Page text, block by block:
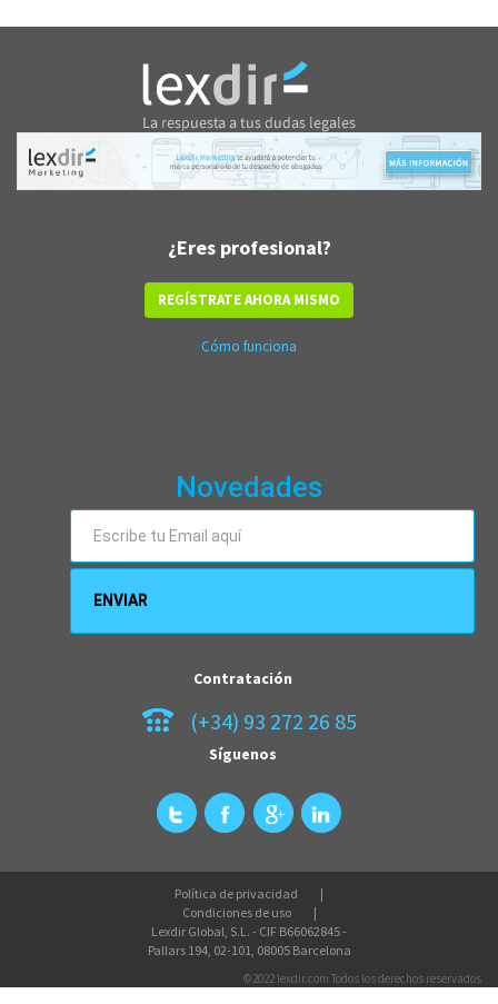
¿Eres profesional?
REGÍSTRATE AHORA MISMO
Cómo funciona
Novedades
Contratación
(+34) 93 272 26 85
Síguenos
Política de privacidad
Condiciones de uso
Lexdir Global, S.L. - CIF B66062845 -
Pallars 194, 02-101, 08005 Barcelona
©2022 lexdir.com Todos los derechos reservados